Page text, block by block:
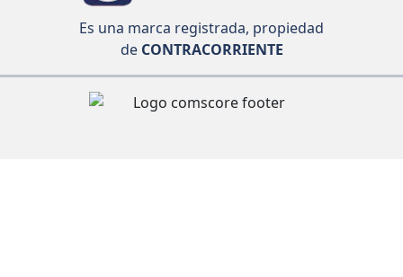
Es una marca registrada, propiedad
deCONTRACORRIENTE